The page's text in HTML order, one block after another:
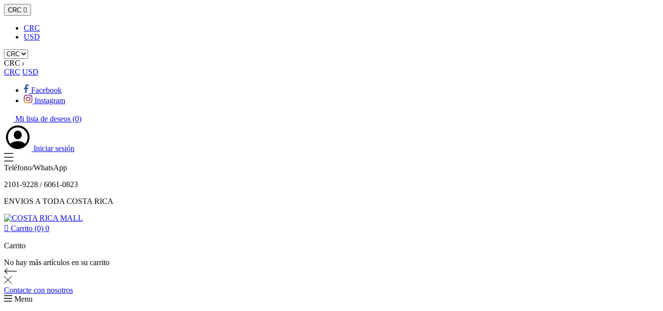
CRC 
CRC
USD
CRC
CRC USD
Facebook
Instagram
Mi lista de deseos (0)
Iniciar sesión
Teléfono/WhatsApp
2101-9228 / 6061-0823
ENVIOS A TODA COSTA RICA
 Carrito (0) 0
Carrito
No hay más artículos en su carrito
Contacte con nosotros
Menu